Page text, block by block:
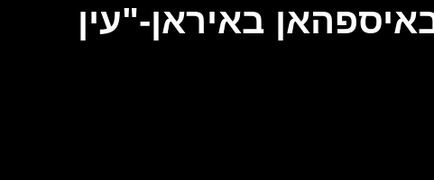
באיראן-"עין